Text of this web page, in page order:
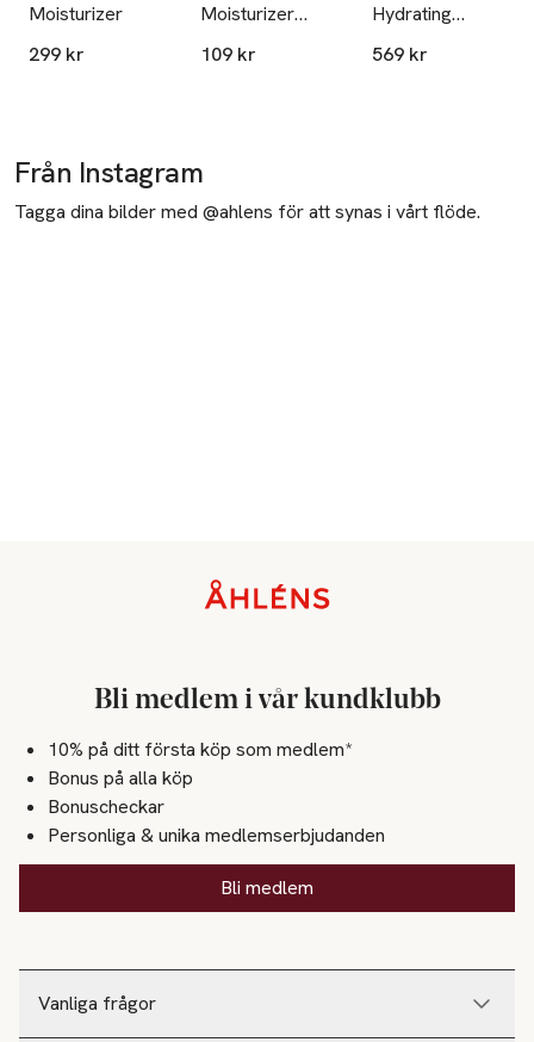
Moisturizer
299 kr
Moisturizer
travel
109 kr
Hydrating
Cream
569 kr
Från Instagram
Tagga dina bilder med @ahlens för att synas i vårt flöde.
Vanliga frågor
Bli medlem i vår kundklubb
10% på ditt första köp som medlem*
Bonus på alla köp
Bonuscheckar
Personliga & unika medlemserbjudanden
Bli medlem